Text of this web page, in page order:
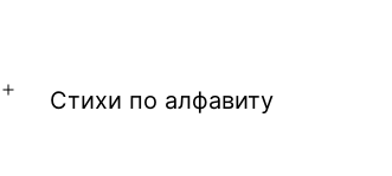
ОткрытьСтихи по алфавиту